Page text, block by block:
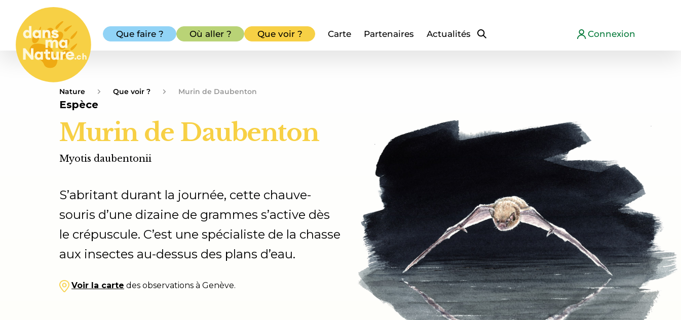
Que faire ? Où aller ? Que voir ? Carte Partenaires Actualités Connexion
Nature Que voir ? Murin de Daubenton
Espèce
Murin de Daubenton
Myotis daubentonii
S’abritant durant la journée, cette chauve-
souris d’une dizaine de grammes s’active dès
le crépuscule. C’est une spécialiste de la chasse
aux insectes au-dessus des plans d’eau.
Voir la carte des observations à Genève.